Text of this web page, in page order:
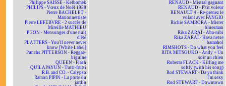
Philippe SAISSE - Kelbomek
PHILIPS - Vœux de Noël 1958
Pierre BACHELET -
Marionnettiste
Pierre LEFEBVRE - 2 succès de
Mireille MATHIEU
PIJON - Mensonges d'une nuit
d'été
PLATTERS - You'll never never
know [White Label]
Punchs PITTERSON - Reggae-
biguine
QUEEN - Flash
QUILAPAYUN - Tutti-frutti
R.B. and CO. - Calypso
Ramon PIPIN - La porte du
jardin
RENAUD - Mistral gagnant
RENAUD - P'tit voleur
RENAULT 4 - Re-prenez le
volant avec FANGIO
Richie SAMBORA - Mister
bluesman
Rika ZARAÏ - Aba-nibi
Rika ZARAÏ - Hava netse
bamahol
RIMSHOTS - Do what you feel
RITA MITSOUKO - Andy + Un
soir un chien
Roberta FLACK - Killing me
softly (with his song)
Rod STEWART - Da ya think
I'm sexy
Rod STEWART - Downtown